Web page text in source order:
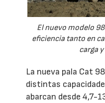
El nuevo modelo
eficiencia tanto en
carga
La nueva pala Cat
distintas
abarcan desde 4,7-